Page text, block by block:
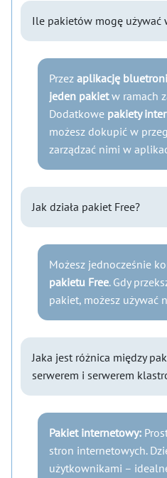
Ile pakietów mogę używać
Przez aplikację
jeden pakietw ramach
Dodatkowe pakiety
możesz dokupić w
zarządzać nimi w
Jak działa pakiet Free?
Możesz jednocześnie
pakietu Free. Gdy
pakiet, możesz używać
Jaka jest różnica między
serwerem i serwerem
Pakiet internetowy:
stron internetowych.
użytkownikami –